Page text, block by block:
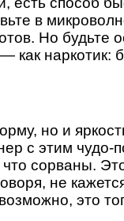
в
Но
как наркотик:
но и
с этим чудо-
сорваны.
не
это